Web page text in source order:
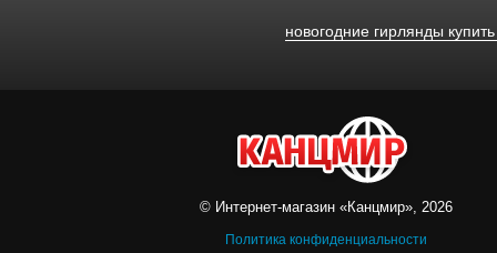
новогодние гирлянды
© Интернет-магазин «Канцмир», 2026
Политика конфиденциальности